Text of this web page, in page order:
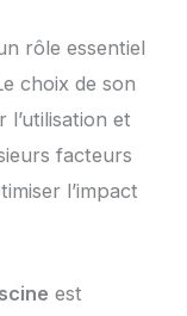
rôle essentiel
choix de son
et
facteurs
l’impact
est